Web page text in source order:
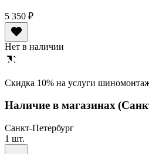
5 350 ₽
Нет в наличии
Cкидка 10% на услуги
Наличие в магазинах
Санкт-Петербург
1 шт.